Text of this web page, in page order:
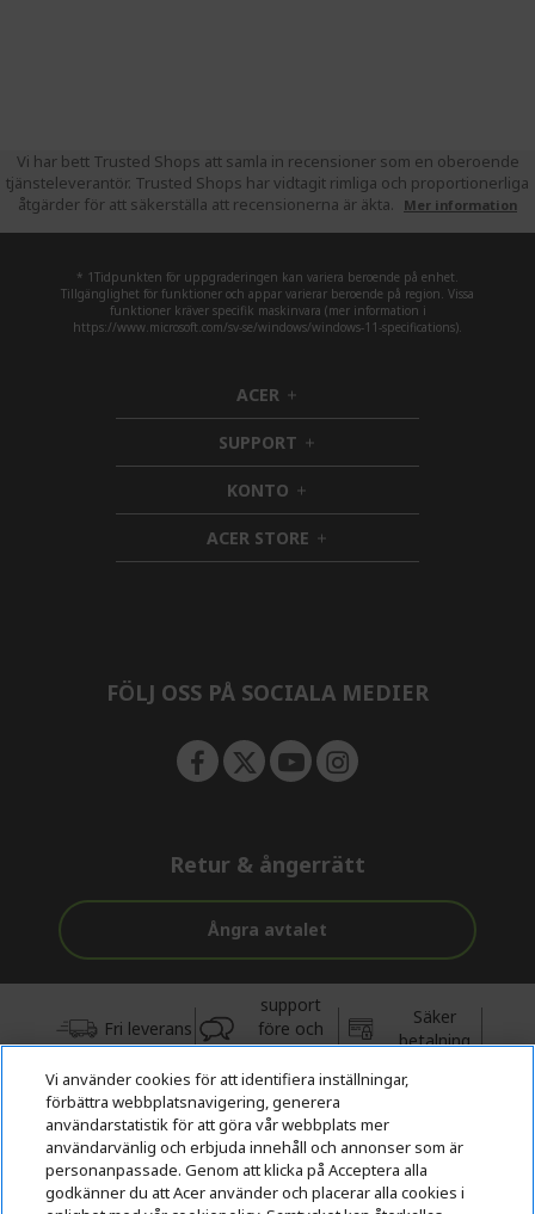
Vi har bett Trusted Shops att samla in recensioner som en oberoende
tjänsteleverantör. Trusted Shops har vidtagit rimliga och proportionerliga
åtgärder för att säkerställa att recensionerna är äkta.
Mer information
* 1Tidpunkten för uppgraderingen kan variera beroende på enhet.
Tillgänglighet för funktioner och appar varierar beroende på region. Vissa
funktioner kräver specifik maskinvara (mer information i
https://www.microsoft.com/sv-se/windows/windows-11-specifications).
ACER h
i
d
d
e
n
SUPPORT h
i
d
d
e
n
KONTO h
i
d
d
ACER STORE h
i
FÖLJ OSS PÅ SOCIALA MEDIER
Retur & ångerrätt
Ångra avtalet
Fri leverans
support
före och
efter köp
Säker
betalning
© 2026 Acer Inc.
CPYou BV är auktoriserad återförsäljare och försäljare av de
produkter och tjänster som erbjuds i denna butik.
Vi använder cookies för att identifiera inställningar,
förbättra webbplatsnavigering, generera
användarstatistik för att göra vår webbplats mer
användarvänlig och erbjuda innehåll och annonser som är
personanpassade. Genom att klicka på Acceptera alla
godkänner du att Acer använder och placerar alla cookies i